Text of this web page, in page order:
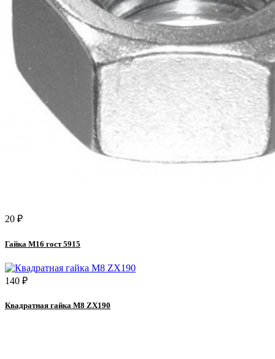
20 ₽
Гайка М16 гост 5915
140 ₽
Квадратная гайка М8 ZX190